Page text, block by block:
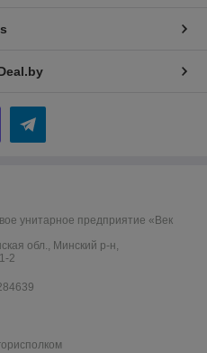
унитарное предприятие «Век
обл., Минский р-н,
2